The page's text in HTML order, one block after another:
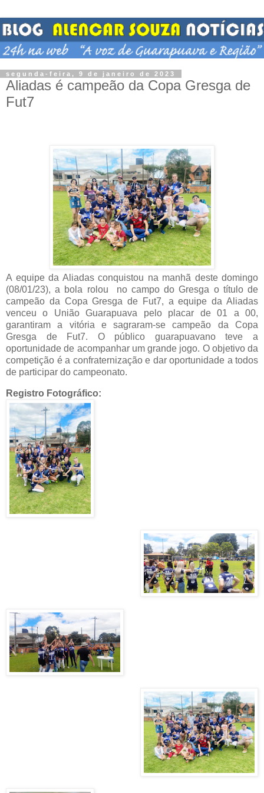
segunda-feira, 9 de janeiro de 2023
Aliadas é campeão da Copa Gresga de
Fut7
A equipe da Aliadas conquistou na manhã deste domingo
(08/01/23), a bola rolou no campo do Gresga o título de
campeão da Copa Gresga de Fut7, a equipe da Aliadas
venceu o União Guarapuava pelo placar de 01 a 00,
garantiram a vitória e sagraram-se campeão da Copa
Gresga de Fut7. O público guarapuavano teve a
oportunidade de acompanhar um grande jogo. O objetivo da
competição é a confraternização e dar oportunidade a todos
de participar do campeonato.
Registro Fotográfico: